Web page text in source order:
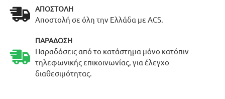
ΑΠΟΣΤΟΛΉ
Αποστολή σε όλη την Ελλάδα με ACS.
ΠΑΡΆΔΟΣΗ
Παραδόσεις από το κατάστημα μόνο κατόπιν
τηλεφωνικής επικοινωνίας, για έλεγχο
διαθεσιμότητας.